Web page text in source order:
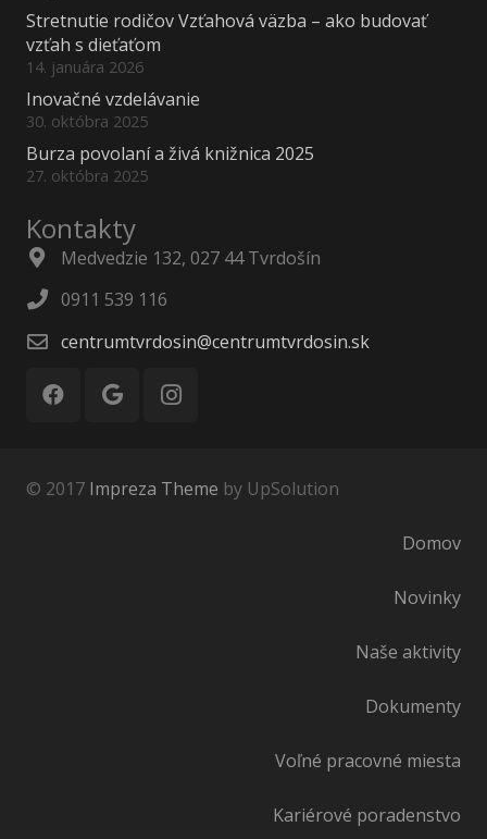
Stretnutie rodičov Vzťahová väzba – ako budovať
vzťah s dieťaťom
14. januára 2026
Inovačné vzdelávanie
30. októbra 2025
Burza povolaní a živá knižnica 2025
27. októbra 2025
Kontakty
Medvedzie 132, 027 44 Tvrdošín
0911 539 116
centrumtvrdosin@centrumtvrdosin.sk
© 2017 Impreza Theme by UpSolution
Domov
Novinky
Naše aktivity
Dokumenty
Voľné pracovné miesta
Kariérové poradenstvo